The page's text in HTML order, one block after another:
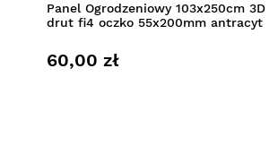
Panel Ogrodzeniowy 103x250cm 3D
drut fi4 oczko 55x200mm antracyt
60,00 zł